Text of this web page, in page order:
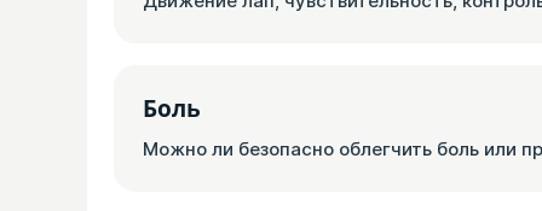
Боль
Можно ли безопасно облегчить боль или